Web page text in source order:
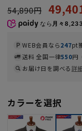
54,890円
なら 月々
WEB会員なら247pt
送料 全国一律550円
お届け日を調べる詳
カラーを選択